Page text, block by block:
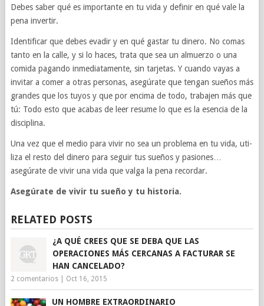
Debes saber qué es impor­tante en tu vida y definir en qué vale la
pena inver­tir.
Iden­ti­ficar que debes evadir y en qué gas­tar tu dinero. No comas
tanto en la calle, y si lo haces, trata que sea un almuerzo o una
comida pagando inmedi­ata­mente, sin tar­je­tas. Y cuando vayas a
invi­tar a comer a otras per­sonas, asegúrate que ten­gan sueños más
grandes que los tuyos y que por encima de todo, tra­ba­jen más que
tú: Todo esto que acabas de leer resume lo que es la esen­cia de la
disciplina.
Una vez que el medio para vivir no sea un prob­lema en tu vida, uti­
liza el resto del dinero para seguir tus sueños y pasiones…
asegúrate de vivir una vida que valga la pena recordar.
Asegúrate de vivir tu sueño y tu historia.
RELATED POSTS
¿A QUÉ CREES QUE SE DEBA QUE LAS
OPERACIONES MÁS CERCANAS A FACTURAR SE
HAN CANCELADO?
2 comentarios| Oct 16, 2015
UN HOMBRE EXTRAORDINARIO